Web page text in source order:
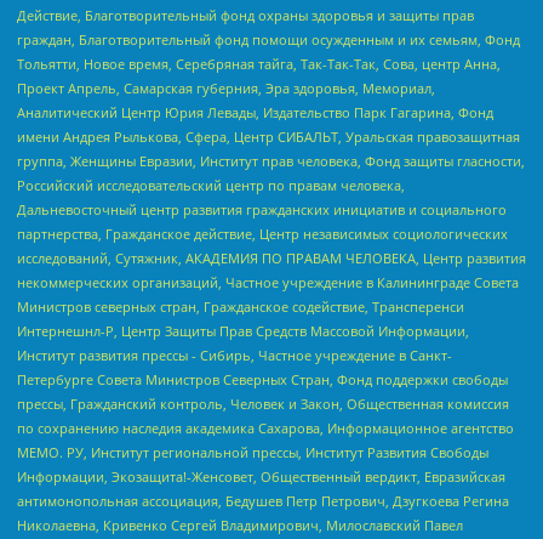
Действие, Благотворительный фонд охраны здоровья и защиты прав
граждан, Благотворительный фонд помощи осужденным и их семьям, Фонд
Тольятти, Новое время, Серебряная тайга, Так-Так-Так, Сова, центр Анна,
Проект Апрель, Самарская губерния, Эра здоровья, Мемориал,
Аналитический Центр Юрия Левады, Издательство Парк Гагарина, Фонд
имени Андрея Рылькова, Сфера, Центр СИБАЛЬТ, Уральская правозащитная
группа, Женщины Евразии, Институт прав человека, Фонд защиты гласности,
Российский исследовательский центр по правам человека,
Дальневосточный центр развития гражданских инициатив и социального
партнерства, Гражданское действие, Центр независимых социологических
исследований, Сутяжник, АКАДЕМИЯ ПО ПРАВАМ ЧЕЛОВЕКА, Центр развития
некоммерческих организаций, Частное учреждение в Калининграде Совета
Министров северных стран, Гражданское содействие, Трансперенси
Интернешнл-Р, Центр Защиты Прав Средств Массовой Информации,
Институт развития прессы - Сибирь, Частное учреждение в Санкт-
Петербурге Совета Министров Северных Стран, Фонд поддержки свободы
прессы, Гражданский контроль, Человек и Закон, Общественная комиссия
по сохранению наследия академика Сахарова, Информационное агентство
МЕМО. РУ, Институт региональной прессы, Институт Развития Свободы
Информации, Экозащита!-Женсовет, Общественный вердикт, Евразийская
антимонопольная ассоциация, Бедушев Петр Петрович, Дзугкоева Регина
Николаевна, Кривенко Сергей Владимирович, Милославский Павел